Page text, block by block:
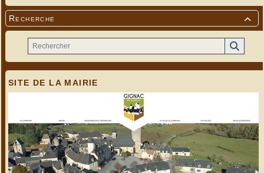

Recherche
SITE DE LA MAIRIE